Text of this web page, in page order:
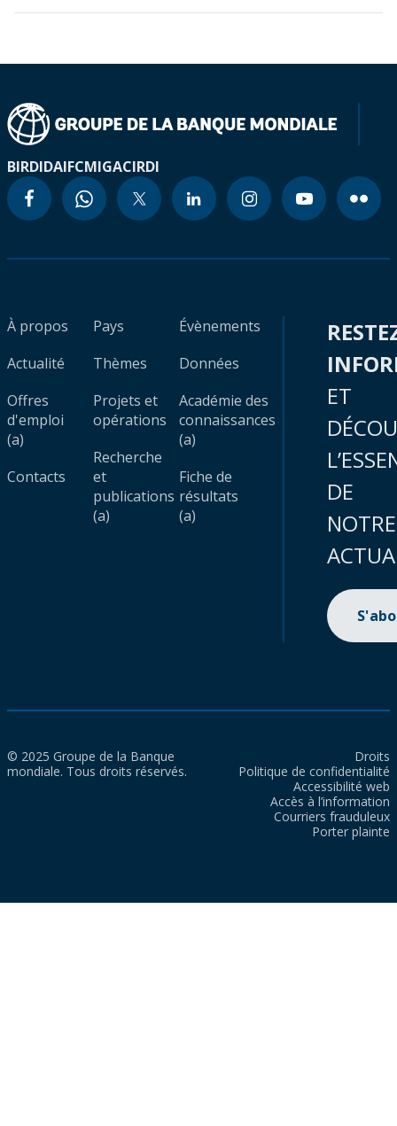
BIRDIDAIFCMIGACIRDI
À propos
Actualité
Offres
d'emploi
(a)
Contacts
Pays
Thèmes
Projets et
opérations
Recherche
et
publications
(a)
Évènements
Données
Académie des
connaissances
(a)
Fiche de
résultats
(a)
ET
DE
NOTRE
© 2025 Groupe de la Banque
mondiale. Tous droits réservés.
Droits
Politique de confidentialité
Accessibilité web
Accès à l’information
Courriers frauduleux
Porter plainte